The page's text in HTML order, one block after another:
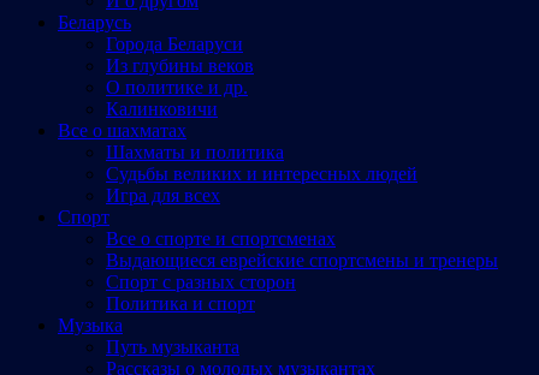
Беларусь
Города Беларуси
Из глубины веков
О политике и др.
Калинковичи
Все о шахматах
Шахматы и политика
Судьбы великих и интересных людей
Игра для всех
Спорт
Все о спорте и спортсменах
Выдающиеся еврейские спортсмены и тренеры
Спорт с разных сторон
Политика и спорт
Музыка
Путь музыканта
Рассказы о молодых музыкантах